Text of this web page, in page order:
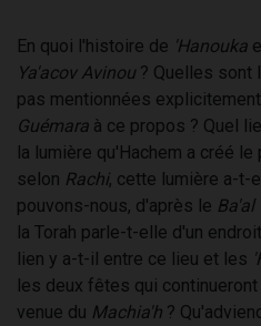
En quoi l'histoire de 'Hanouka
Ya'acov Avinou ? Quelles sont
pas mentionnées
Guémara à ce propos ? Quel
la lumière qu'Hachem a créé le
selon Rachi, cette lumière a-t-
pouvons-nous, d'après le Ba'al
la Torah parle-t-elle d'un
lien y a-t-il entre ce lieu et les
les deux fêtes qui
venue du Machia'h ?